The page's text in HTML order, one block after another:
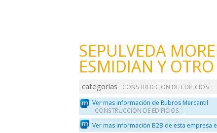
SEPULVEDA
ESMIDIAN Y
categorías
CONSTRUCCION DE EDIFICIOS
Ver mas información de Rubros Mercantil
CONSTRUCCION DE EDIFICIOS
Ver mas información B2B de esta empresa